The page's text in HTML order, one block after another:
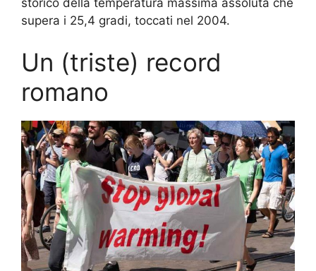
supera i 25,4 gradi, toccati nel 2004.
Un (triste) record
romano